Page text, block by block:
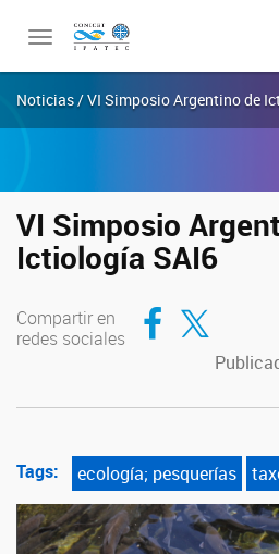
Toggle
Noticias / VI Simposio Argentino de
VI Simposio
Ictiología SAI6
Compartir en
redes sociales
Compartir en Facebook
Compartir en Twitter
Tags: ecología; pesquerías